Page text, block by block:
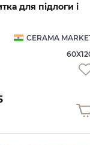
для підлоги і
CERAMA